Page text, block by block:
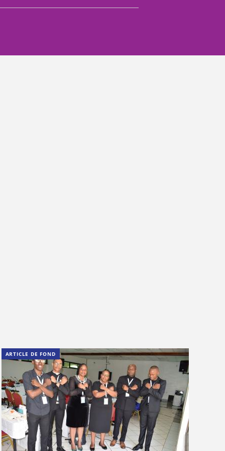
ARTICLE DE FOND